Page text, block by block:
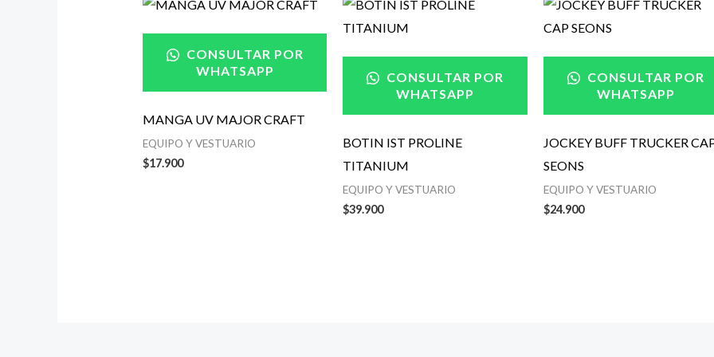
CONSULTAR POR
WHATSAPP
MANGA UV MAJOR CRAFT
EQUIPO Y VESTUARIO
$17.900
CONSULTAR POR
WHATSAPP
BOTIN IST PROLINE
TITANIUM
EQUIPO Y VESTUARIO
$39.900
CONSULTAR POR
WHATSAPP
JOCKEY BUFF TRUCKER
SEONS
EQUIPO Y VESTUARIO
$24.900